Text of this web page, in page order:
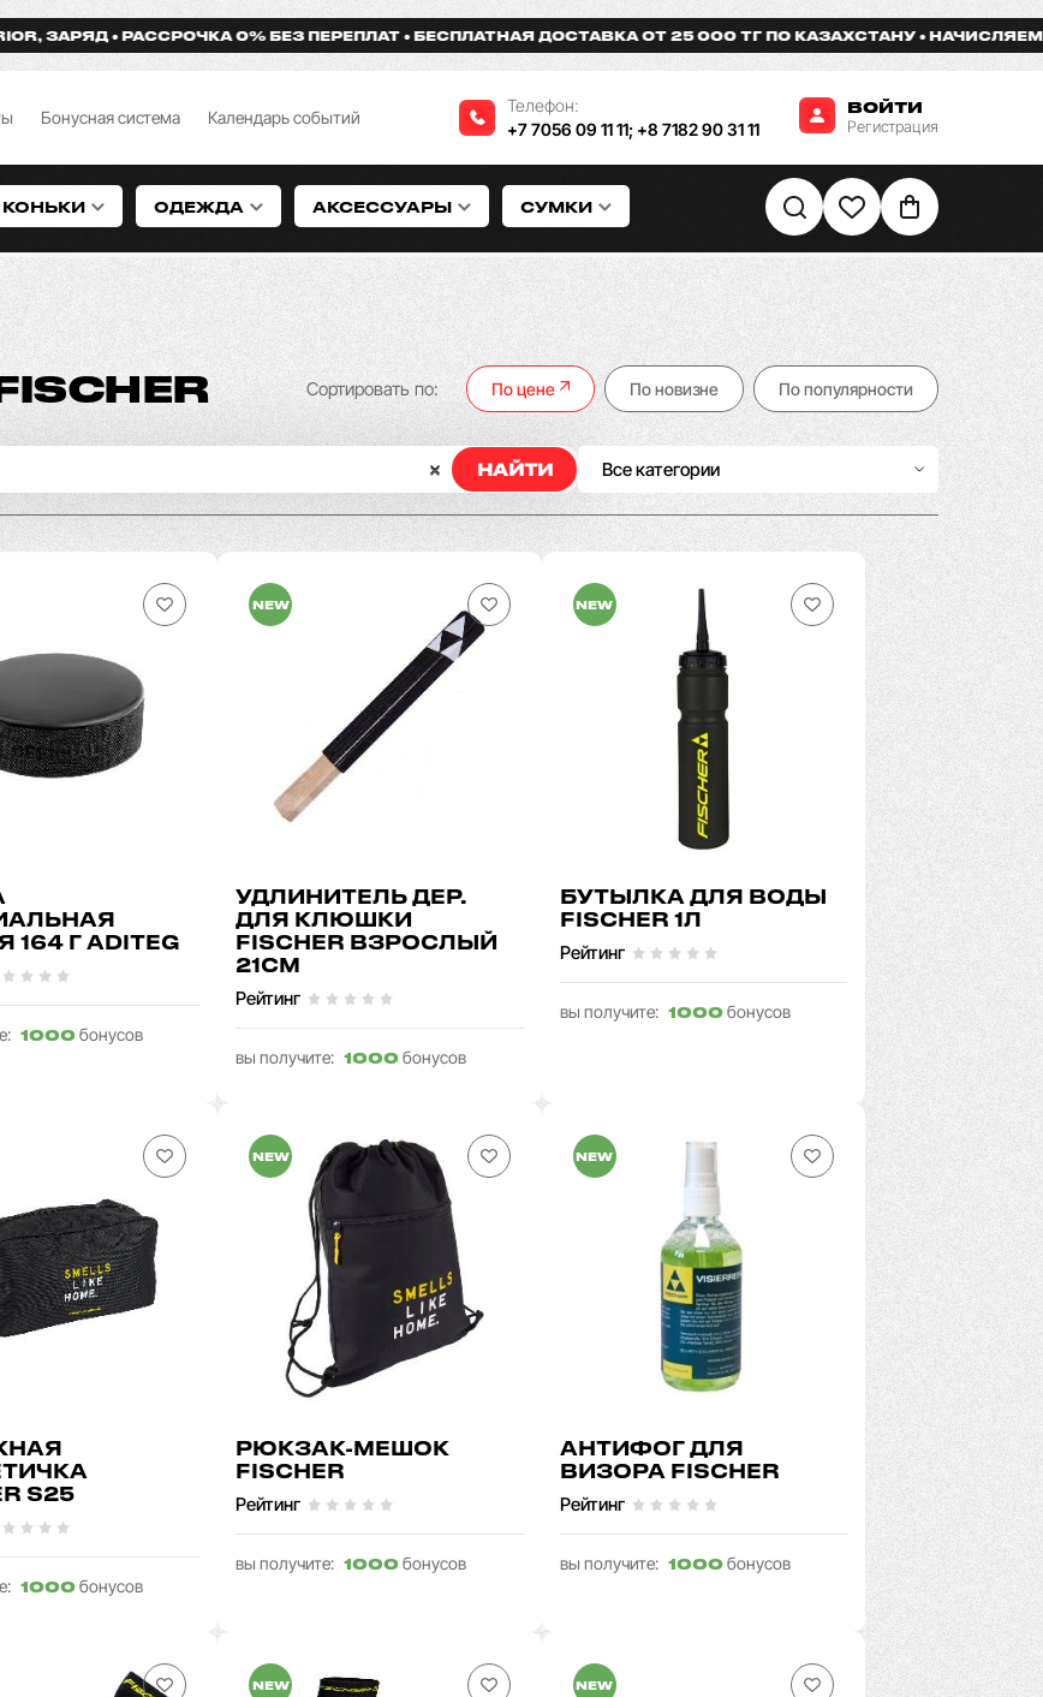
0% БЕЗ ПЕРЕПЛАТ БЕСПЛАТНАЯ ДОСТАВКА ОТ 25 000 ТГ ПО КАЗАХСТАНУ НАЧИСЛЯЕМ БОНУСЫ ЗА
Бонусная система Календарь событий
Телефон:
+7 7056 09 11 11; +8 7182 90 31 11
ВОЙТИ
Регистрация
ОДЕЖДА АКСЕССУАРЫ СУМКИ
НАЙТИ Все категории
Сортировать по: По цене По новизне По популярности
164 Г ADITEG
1000 бонусов
NEW
УДЛИНИТЕЛЬ ДЕР.
ДЛЯ КЛЮШКИ
FISCHER ВЗРОСЛЫЙ
21СМ
Рейтинг
вы получите: 1000 бонусов
NEW
БУТЫЛКА ДЛЯ ВОДЫ
FISCHER 1Л
Рейтинг
вы получите: 1000бонусов
S25
1000 бонусов
NEW
РЮКЗАК-МЕШОК
FISCHER
Рейтинг
вы получите: 1000 бонусов
NEW
АНТИФОГ ДЛЯ
ВИЗОРА FISCHER
Рейтинг
вы получите: 1000бонусов
NEW NEW